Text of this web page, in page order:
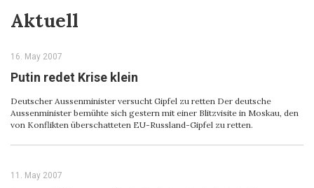
Aktuell
16. May 2007
Putin redet Krise klein
Deutscher Aussenminister versucht Gipfel zu retten Der deutsche
Aussenminister bemühte sich gestern mit einer Blitzvisite in Moskau, den
von Konflikten überschatteten EU-Russland-Gipfel zu retten.
11. May 2007